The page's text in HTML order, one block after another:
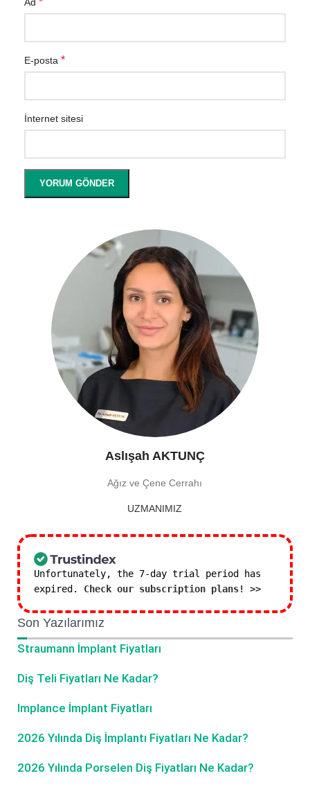
Aslışah AKTUNÇ
Ağız ve Çene Cerrahı
UZMANIMIZ
Unfortunately, the 7-day trial period has
expired. Check our subscription plans! >>
Son Yazılarımız
Straumann İmplant Fiyatları
Diş Teli Fiyatları Ne Kadar?
Implance İmplant Fiyatları
2026 Yılında Diş İmplantı Fiyatları Ne Kadar?
2026 Yılında Porselen Diş Fiyatları Ne Kadar?
Ad
E-posta *
İnternet sitesi